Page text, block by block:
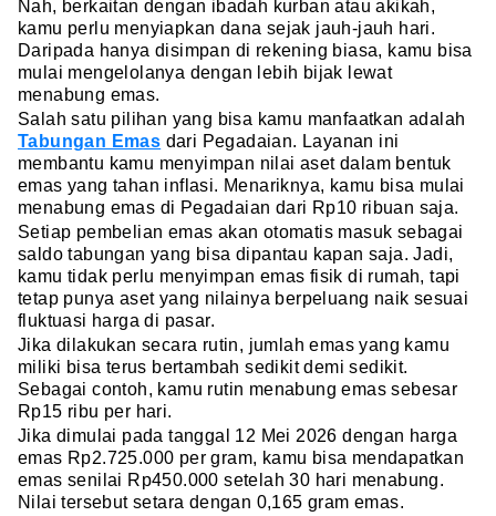
Nah, berkaitan dengan ibadah kurban atau akikah,
kamu perlu menyiapkan dana sejak jauh-jauh hari.
Daripada hanya disimpan di rekening biasa, kamu bisa
mulai mengelolanya dengan lebih bijak lewat
menabung emas.
Salah satu pilihan yang bisa kamu manfaatkan adalah
Tabungan Emas dari Pegadaian. Layanan ini
membantu kamu menyimpan nilai aset dalam bentuk
emas yang tahan inflasi. Menariknya, kamu bisa mulai
menabung emas di Pegadaian dari Rp10 ribuan saja.
Setiap pembelian emas akan otomatis masuk sebagai
saldo tabungan yang bisa dipantau kapan saja. Jadi,
kamu tidak perlu menyimpan emas fisik di rumah, tapi
tetap punya aset yang nilainya berpeluang naik sesuai
fluktuasi harga di pasar.
Jika dilakukan secara rutin, jumlah emas yang kamu
miliki bisa terus bertambah sedikit demi sedikit.
Sebagai contoh, kamu rutin menabung emas sebesar
Rp15 ribu per hari.
Jika dimulai pada tanggal 12 Mei 2026 dengan harga
emas Rp2.725.000 per gram, kamu bisa mendapatkan
emas senilai Rp450.000 setelah 30 hari menabung.
Nilai tersebut setara dengan 0,165 gram emas.